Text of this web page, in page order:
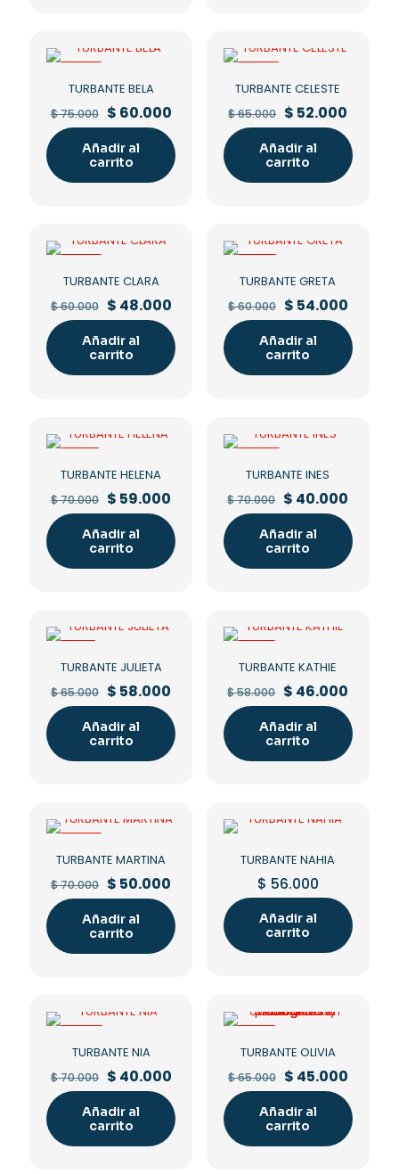
TURBANTE BELA
$75.000 Original
price
was:
$ 75.000.
$ 60.000Current
is:
$ 60.000.
Añadir al
carrito
TURBANTE CELESTE
$65.000 Original
price
was:
$ 65.000.
$ 52.000
is:
$
Añadir al
carrito
TURBANTE CLARA
$60.000 Original
price
was:
$ 60.000.
$ 48.000Current
is:
$ 48.000.
Añadir al
carrito
TURBANTE GRETA
$60.000 Original
price
was:
$ 60.000.
$ 54.000
is:
$
Añadir al
carrito
TURBANTE HELENA
$70.000 Original
price
was:
$ 70.000.
$ 59.000
is:
$ 59.000.
Añadir al
carrito
TURBANTE INES
$70.000 Original
price
was:
$ 70.000.
$ 40.000
is:
$
Añadir al
carrito
TURBANTE JULIETA
$65.000 Original
price
was:
$ 65.000.
$ 58.000
is:
$ 58.000.
Añadir al
carrito
TURBANTE KATHIE
$58.000 Original
price
was:
$ 58.000.
$ 46.000
is:
$
Añadir al
carrito
TURBANTE MARTINA
$70.000 Original
price
was:
$ 70.000.
$ 50.000
is:
$ 50.000.
Añadir al
carrito
TURBANTE NAHIA
$ 56.000
Añadir al
carrito
TURBANTE NIA
$70.000 Original
price
was:
$ 70.000.
$ 40.000Current
is:
$ 40.000.
Añadir al
carrito
TURBANTE OLIVIA
$65.000 Original
price
was:
$ 65.000.
$ 45.000
is:
$
Añadir al
carrito